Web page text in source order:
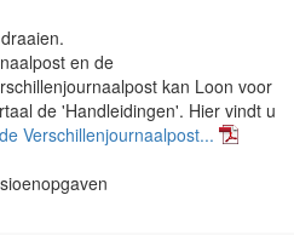
en de
kan Loon voor
de 'Handleidingen'. Hier vindt u
Verschillenjournaalpost...